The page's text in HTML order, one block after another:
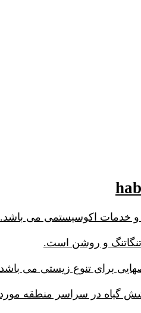
خدمات اکوسیستمی می باشد.
تنگاتنگ و روشن است.